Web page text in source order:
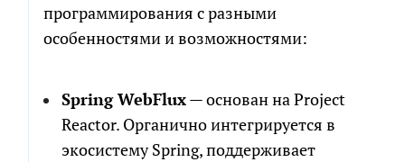
программирования с разными
особенностями и возможностями:
Spring WebFlux— основан на Project
Reactor. Органично интегрируется в
экосистему Spring, поддерживает